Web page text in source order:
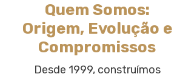
Quem Somos:
Origem, Evolução e
Compromissos
Desde 1999, construímos